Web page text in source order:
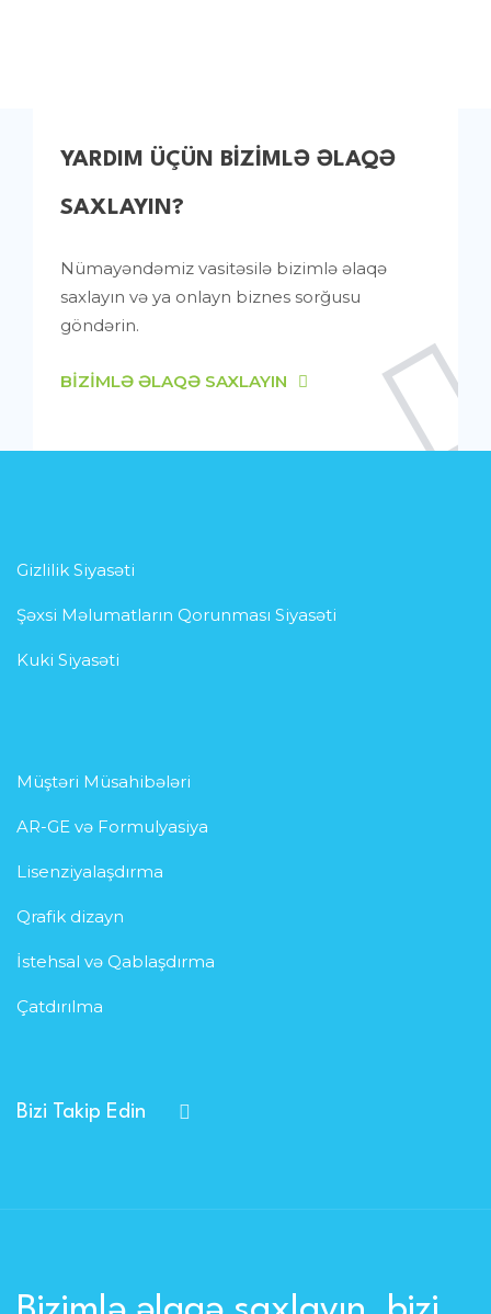
YARDIM ÜÇÜN BIZIMLƏ ƏLAQƏ
SAXLAYIN?
Nümayəndəmiz vasitəsilə bizimlə əlaqə
saxlayın və ya onlayn biznes sorğusu
göndərin.
BIZIMLƏ ƏLAQƏ SAXLAYIN
Gizlilik Siyasəti
Şəxsi Məlumatların Qorunması Siyasəti
Kuki Siyasəti
Müştəri Müsahibələri
AR-GE və Formulyasiya
Lisenziyalaşdırma
Qrafik dizayn
İstehsal və Qablaşdırma
Çatdırılma
Bizi Takip Edin